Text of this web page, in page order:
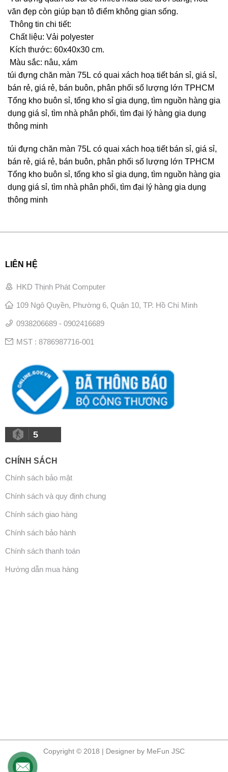
văn đẹp còn giúp bạn tô điểm không gian sống.
Thông tin chi tiết:
Chất liệu: Vải polyester
Kích thước: 60x40x30 cm.
Màu sắc: nâu, xám
túi đựng chăn màn 75L có quai xách hoạ tiết bán sỉ, giá sỉ,
bán rẻ, giá rẻ, bán buôn, phân phối số lượng lớn TPHCM
Tổng kho buôn sỉ, tổng kho sỉ gia dụng, tìm nguồn hàng gia
dụng giá sỉ, tìm nhà phân phối, tìm đại lý hàng gia dụng
thông minh
túi đựng chăn màn 75L có quai xách hoạ tiết bán sỉ, giá sỉ,
bán rẻ, giá rẻ, bán buôn, phân phối số lượng lớn TPHCM
Tổng kho buôn sỉ, tổng kho sỉ gia dụng, tìm nguồn hàng gia
dụng giá sỉ, tìm nhà phân phối, tìm đại lý hàng gia dụng
thông minh
LIÊN HỆ
HKD Thịnh Phát Computer
109 Ngô Quyền, Phường 6, Quận 10, TP. Hồ Chí Minh
0938206689 - 0902416689
MST : 8786987716-001
5
CHÍNH SÁCH
Chính sách bảo mật
Chính sách và quy định chung
Chính sách giao hàng
Chính sách bảo hành
Chính sách thanh toán
Hướng dẫn mua hàng
Copyright © 2018 | Designer by MeFun JSC